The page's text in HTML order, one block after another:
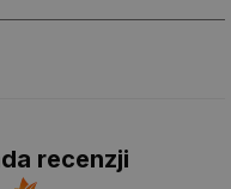
recenzji